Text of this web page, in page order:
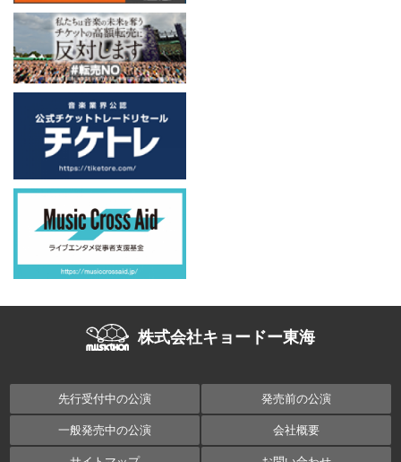
株式会社キョードー東海
先行受付中の公演 発売前の公演
一般発売中の公演 会社概要